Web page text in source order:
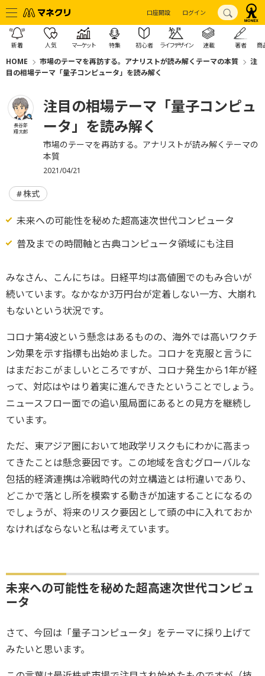
口座開設 ログイン
新着 人気 マーケット 特集 初心者 ライフデザイン 連載 著者 商
HOME 市場のテーマを再訪する。アナリストが読み解くテーマの本質
注
目の相場テーマ「量子コンピュータ」を読み解く
長谷部
翔太郎
注目の相場テーマ「量子コンピュ
ータ」を読み解く
市場のテーマを再訪する。アナリストが読み解くテーマの
本質
2021/04/21
株式
未来への可能性を秘めた超高速次世代コンピュータ
普及までの時間軸と古典コンピュータ領域にも注目
みなさん、こんにちは。日経平均は高値圏でのもみ合いが
続いています。なかなか3万円台が定着しない一方、大崩れ
もないという状況です。
コロナ第4波という懸念はあるものの、海外では高いワクチ
ン効果を示す指標も出始めました。コロナを克服と言うに
はまだおこがましいところですが、コロナ発生から1年が経
って、対応はやはり着実に進んできたということでしょう。
ニュースフロー面での追い風局面にあるとの見方を継続し
ています。
ただ、東アジア圏において地政学リスクもにわかに高まっ
てきたことは懸念要因です。この地域を含むグローバルな
包括的経済連携は冷戦時代の対立構造とは桁違いであり、
どこかで落とし所を模索する動きが加速することになるの
でしょうが、将来のリスク要因として頭の中に入れておか
なければならないと私は考えています。
未来への可能性を秘めた超高速次世代コンピュ
ータ
さて、今回は「量子コンピュータ」をテーマに採り上げて
みたいと思います。